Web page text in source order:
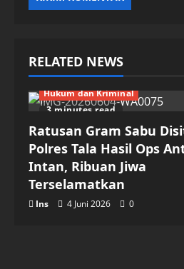
RELATED NEWS
3 minutes read
Hukum dan Kriminal
Ratusan Gram Sabu
Polres Tala Hasil Ops
Intan, Ribuan Jiwa
Terselamatkan
Ins 4 Juni 2026 0